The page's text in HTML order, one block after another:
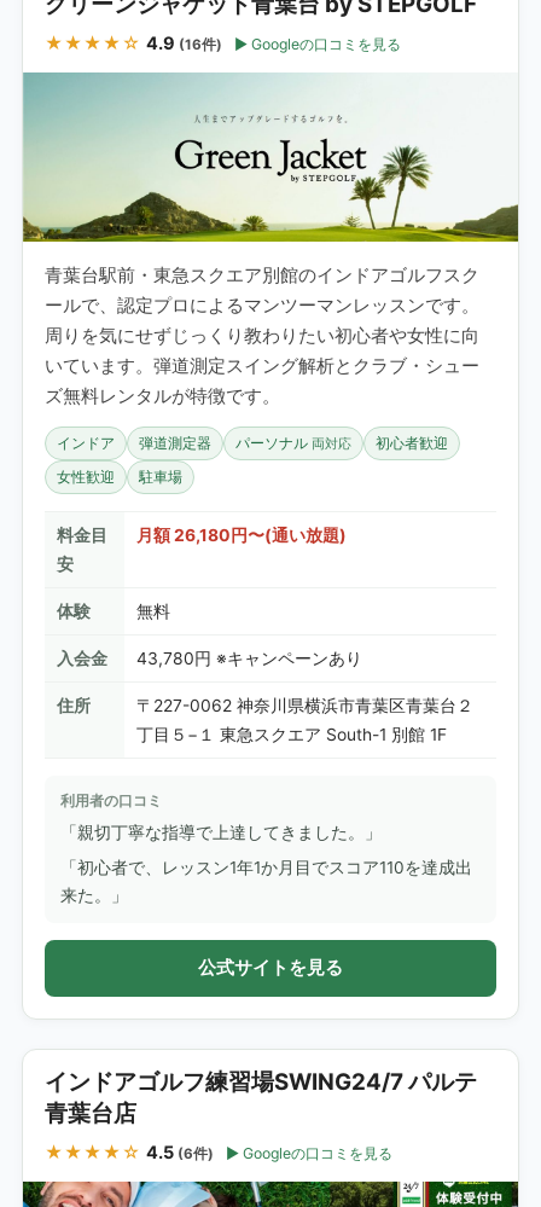
★★★★☆ 4.9 (16件) Googleの口コミを見る
青葉台駅前・東急スクエア別館のインドアゴルフスク
ールで、認定プロによるマンツーマンレッスンです。
周りを気にせずじっくり教わりたい初心者や女性に向
いています。弾道測定スイング解析とクラブ・シュー
ズ無料レンタルが特徴です。
インドア 弾道測定器 パーソナル 両対応
初心者歓迎
女性歓迎
駐車場
料金目
安
月額 26,180円〜(通い放題)
体験 無料
入会金 43,780円 ※キャンペーンあり
住所
〒227-0062 神奈川県横浜市青葉区青葉台２
丁目５−１ 東急スクエア South-1 別館 1F
利用者の口コミ
「親切丁寧な指導で上達してきました。」
「初心者で、レッスン1年1か月目でスコア110を達成出
来た。」
公式サイトを見る
インドアゴルフ練習場SWING24/7 パルテ
青葉台店
★★★★☆ 4.5 (6件) Googleの口コミを見る